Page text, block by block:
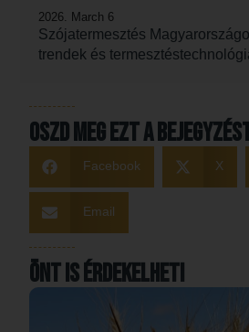
2026. March 6
Szójatermesztés
trendek és
Oszd meg ezt a
Facebook X
Email
Önt is érdekelheti